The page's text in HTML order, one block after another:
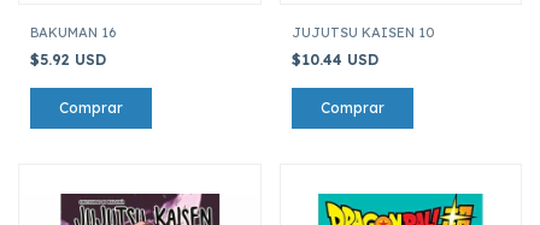
BAKUMAN 16
$5.92 USD
JUJUTSU KAISEN 10
$10.44 USD